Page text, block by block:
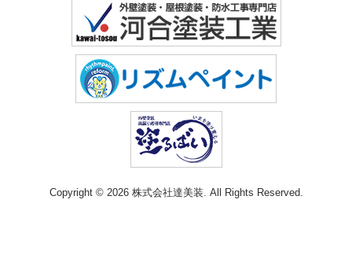
Copyright © 2026 株式会社達美装. All Rights Reserved.